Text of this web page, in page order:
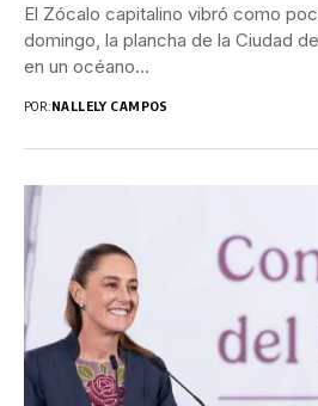
El Zócalo capitalino vibró como
domingo, la plancha de la Ciudad
en un océano...
POR:NALLELY CAMPOS